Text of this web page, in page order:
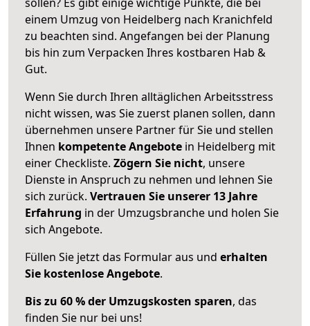
einem Umzug von Heidelberg nach Kranichfeld
zu beachten sind. Angefangen bei der Planung
bis hin zum Verpacken Ihres kostbaren Hab &
Gut.
Wenn Sie durch Ihren alltäglichen Arbeitsstress
nicht wissen, was Sie zuerst planen sollen, dann
übernehmen unsere Partner für Sie und stellen
Ihnen kompetente Angebote in Heidelberg mit
einer Checkliste. Zögern Sie nicht, unsere
Dienste in Anspruch zu nehmen und lehnen Sie
sich zurück. Vertrauen Sie unserer 13 Jahre
Erfahrung in der Umzugsbranche und holen Sie
sich Angebote.
Füllen Sie jetzt das Formular aus und erhalten
Sie kostenlose Angebote.
Bis zu 60 % der Umzugskosten sparen, das
finden Sie nur bei uns!